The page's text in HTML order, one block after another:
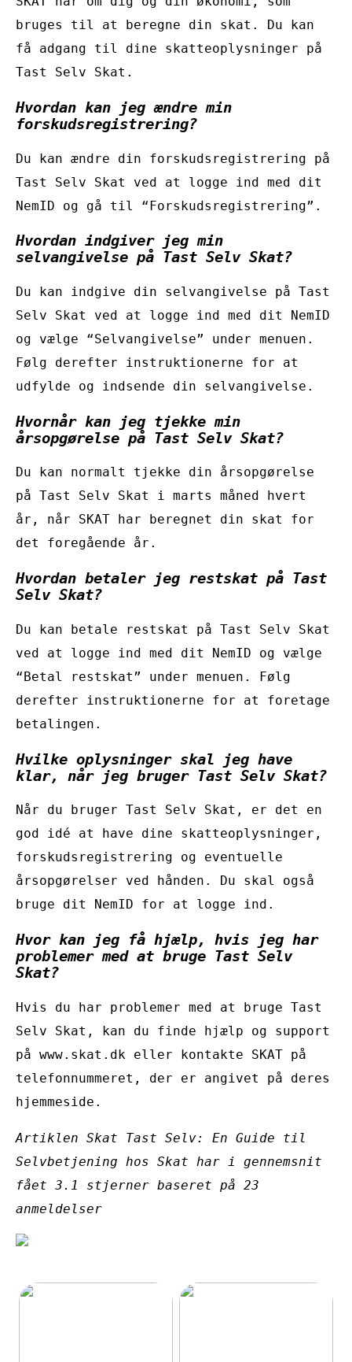
bruges til at beregne din skat. Du kan
få adgang til dine skatteoplysninger på
Tast Selv Skat.
Hvordan kan jeg ændre min
forskudsregistrering?
Du kan ændre din forskudsregistrering på
Tast Selv Skat ved at logge ind med dit
NemID og gå til “Forskudsregistrering”.
Hvordan indgiver jeg min
selvangivelse på Tast Selv Skat?
Du kan indgive din selvangivelse på Tast
Selv Skat ved at logge ind med dit NemID
og vælge “Selvangivelse” under menuen.
Følg derefter instruktionerne for at
udfylde og indsende din selvangivelse.
Hvornår kan jeg tjekke min
årsopgørelse på Tast Selv Skat?
Du kan normalt tjekke din årsopgørelse
på Tast Selv Skat i marts måned hvert
år, når SKAT har beregnet din skat for
det foregående år.
Hvordan betaler jeg restskat på Tast
Selv Skat?
Du kan betale restskat på Tast Selv Skat
ved at logge ind med dit NemID og vælge
“Betal restskat” under menuen. Følg
derefter instruktionerne for at foretage
betalingen.
Hvilke oplysninger skal jeg have
klar, når jeg bruger Tast Selv Skat?
Når du bruger Tast Selv Skat, er det en
god idé at have dine skatteoplysninger,
forskudsregistrering og eventuelle
årsopgørelser ved hånden. Du skal også
bruge dit NemID for at logge ind.
Hvor kan jeg få hjælp, hvis jeg har
problemer med at bruge Tast Selv
Skat?
Hvis du har problemer med at bruge Tast
Selv Skat, kan du finde hjælp og support
på www.skat.dk eller kontakte SKAT på
telefonnummeret, der er angivet på deres
hjemmeside.
Artiklen Skat Tast Selv: En Guide til
Selvbetjening hos Skat har i gennemsnit
fået 3.1 stjerner baseret på 23
anmeldelser